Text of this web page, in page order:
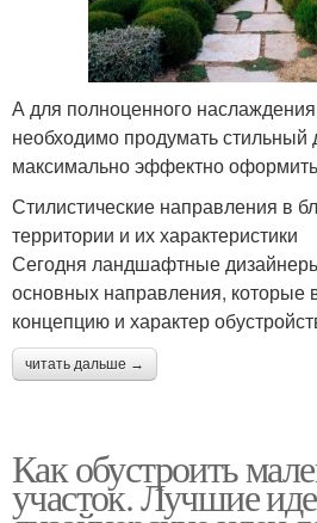
А для полноценного
необходимо продумать стильный
максимально эффектно
Стилистические направления в
территории и их характеристики
Сегодня ландшафтные
основных направления,
концепцию и характер
читать дальше →
Как обустроить
участок. Лучшие